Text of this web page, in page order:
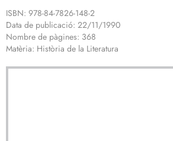
ISBN: 978-84-7826-148-2
Data de publicació: 22/11/1990
Nombre de pàgines: 368
Matèria: Història de la Literatura